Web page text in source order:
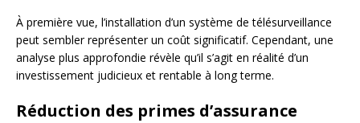
À première vue, l’installation d’un système de télésurveillance
peut sembler représenter un coût significatif. Cependant, une
analyse plus approfondie révèle qu’il s’agit en réalité d’un
investissement judicieux et rentable à long terme.
Réduction des primes d’assurance